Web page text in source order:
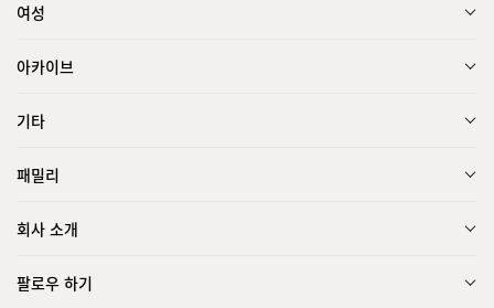
여성
아카이브
기타
패밀리
회사 소개
팔로우 하기